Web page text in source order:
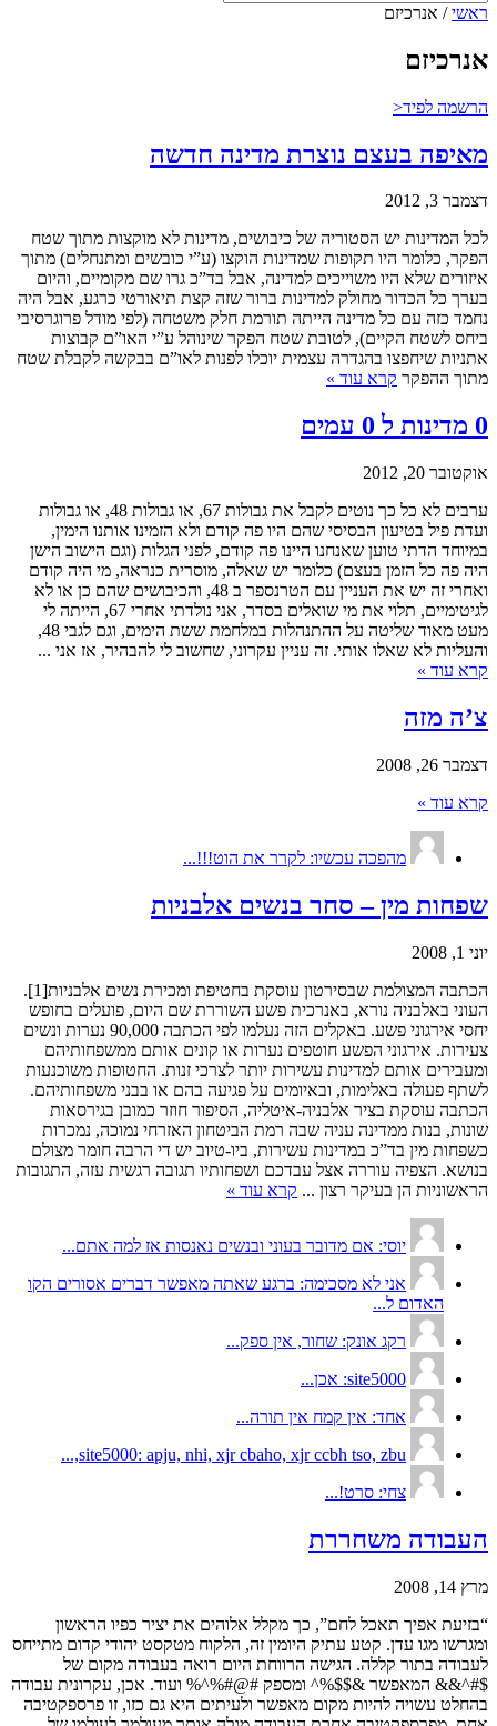
ראשי/ אנרכיזם
אנרכיזם
הרשמה לפיד<
מאיפה בעצם נוצרת מדינה חדשה
דצמבר 3, 2012
לכל המדינות יש הסטוריה של כיבושים, מדינות לא מוקצות מתוך שטח
הפקר, כלומר היו תקופות שמדינות הוקצו (ע”י כובשים ומתנחלים) מתוך
איזורים שלא היו משוייכים למדינה, אבל בד”כ גרו שם מקומיים, והיום
בערך כל הכדור מחולק למדינות ברור שזה קצת תיאורטי כרגע, אבל היה
נחמד כזה עם כל מדינה הייתה תורמת חלק משטחה (לפי מודל פרוגרסיבי
ביחס לשטח הקיים), לטובת שטח הפקר שינוהל ע”י האו”ם קבוצות
אתניות שיחפצו בהגדרה עצמית יוכלו לפנות לאו”ם בבקשה לקבלת שטח
מתוך ההפקר קרא עוד »
0 מדינות ל 0 עמים
אוקטובר 20, 2012
ערבים לא כל כך נוטים לקבל את גבולות 67, או גבולות 48, או גבולות
ועדת פיל בטיעון הבסיסי שהם היו פה קודם ולא הזמינו אותנו הימין,
במיוחד הדתי טוען שאנחנו היינו פה קודם, לפני הגלות (וגם הישוב הישן
היה פה כל הזמן בעצם) כלומר יש שאלה, מוסרית כנראה, מי היה קודם
ואחרי זה יש את העניין עם הטרנספר ב 48, והכיבושים שהם כן או לא
לגיטימיים, תלוי את מי שואלים בסדר, אני נולדתי אחרי 67, הייתה לי
מעט מאוד שליטה על ההתנהלות במלחמת ששת הימים, וגם לגבי 48,
והעליות לא שאלו אותי. זה עניין עקרוני, שחשוב לי להבהיר, אז אני ...
קרא עוד »
צ’ה מזה
דצמבר 26, 2008
קרא עוד »
מהפכה עכשיו: לקרר את הוט!!!...
שפחות מין – סחר בנשים אלבניות
יוני 1, 2008
הכתבה המצולמת שבסירטון עוסקת בחטיפת ומכירת נשים אלבניות[1].
העוני באלבניה נורא, באנרכית פשע השוררת שם היום, פועלים בחופש
יחסי אירגוני פשע. באקלים הזה נעלמו לפי הכתבה 90,000 נערות ונשים
צעירות. אירגוני הפשע חוטפים נערות או קונים אותם ממשפחותיהם
ומעבירים אותם למדינות עשירות יותר לצרכי זנות. החטופות משוכנעות
לשתף פעולה באלימות, ובאיומים על פגיעה בהם או בבני משפחותיהם.
הכתבה עוסקת בציר אלבניה-איטליה, הסיפור חוזר כמובן בגירסאות
שונות, בנות ממדינה עניה שבה רמת הביטחון האזרחי נמוכה, נמכרות
כשפחות מין בד”כ במדינות עשירות, ביו-טיוב יש די הרבה חומר מצולם
בנושא. הצפיה עוררה אצל עבדכם ושפחותיו תגובה רגשית עזה, התגובות
הראשוניות הן בעיקר רצון ... קרא עוד »
יוסי: אם מדובר בעוני ובנשים נאנסות אז למה אתם...
אני לא מסכימה: ברגע שאתה מאפשר דברים אסורים הקו
האדום ל...
רקג אונק: שחור, אין ספק...
site5000: אכן...
אחד: אין קמח אין תורה...
site5000: apju, nhi, xjr cbaho, xjr ccbh tso, zbu,...
צחי: סרט!...
העבודה משחררת
מרץ 14, 2008
“בזיעת אפיך תאכל לחם”, כך מקלל אלוהים את יציר כפיו הראשון
ומגרשו מגו עדן. קטע עתיק היומין זה, הלקוח מטקסט יהודי קדום מתייחס
לעבודה בתור קללה. הגישה הרווחת היום רואה בעבודה מקום של
$#^&& המאפשר &$$%^ ומספק #@#%^% ועוד. אכן, עקרונית עבודה
בהחלט עשויה להיות מקום מאפשר ולעיתים היא גם כזו, זו פרספקטיבה